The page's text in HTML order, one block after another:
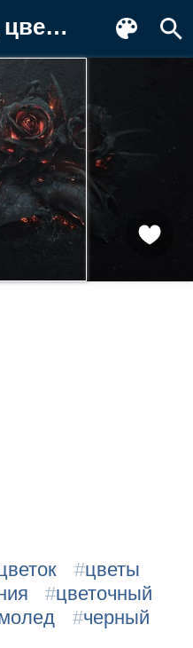
#цветы
#цветочный
#черный